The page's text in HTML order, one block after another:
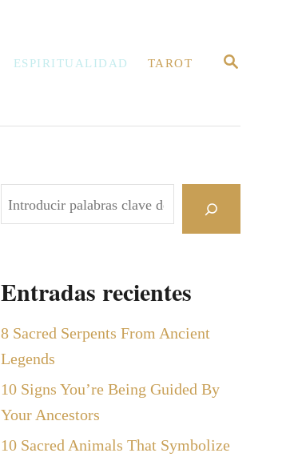
B
A
ESPIRITUALIDAD TAROT
B
u
a
r
Entradas recientes
8 Sacred Serpents From Ancient
Legends
10 Signs You’re Being Guided By
Your Ancestors
10 Sacred Animals That Symbolize